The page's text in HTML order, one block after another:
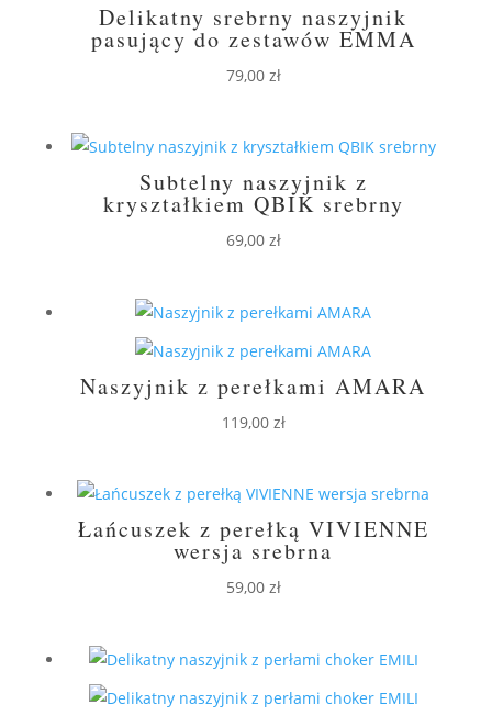
Delikatny srebrny naszyjnik
pasujący do zestawów EMMA
79,00 zł
Subtelny naszyjnik z
kryształkiem QBIK srebrny
69,00 zł
Naszyjnik z perełkami AMARA
119,00 zł
Łańcuszek z perełką VIVIENNE
wersja srebrna
59,00 zł